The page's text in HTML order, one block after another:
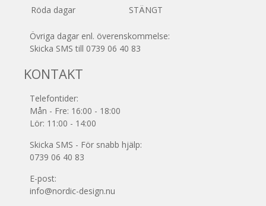
Röda dagar
STÄNGT
Övriga dagar enl. överenskommelse:
Skicka SMS till 0739 06 40 83
KONTAKT
Telefontider:
Mån - Fre: 16:00 - 18:00
Lör: 11:00 - 14:00
Skicka SMS - För snabb hjälp:
0739 06 40 83
E-post:
info@nordic-design.nu